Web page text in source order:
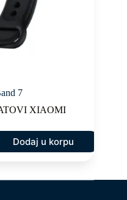
7
XIAOMI
Dodaj u korpu